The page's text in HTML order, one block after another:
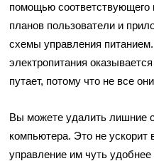
помощью
планов пользователи и
схемы управления
электропитания
путает, потому что не все
Вы можете удалить лишние
компьютера. Это не
управление им чуть